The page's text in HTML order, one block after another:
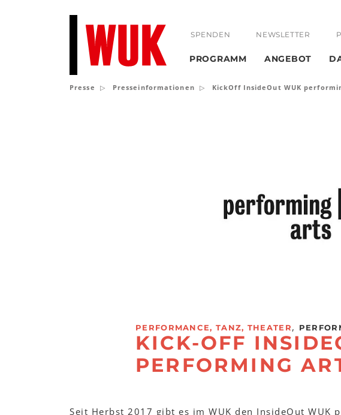
SPENDEN NEWSLETTER
PROGRAMM ANGEBOT
Presse Presseinformationen KickOff InsideOut WUK
PERFORMANCE, TANZ, THEATER,
KICK-OFF
PERFORMING
Seit Herbst 2017 gibt es im WUK den InsideOut